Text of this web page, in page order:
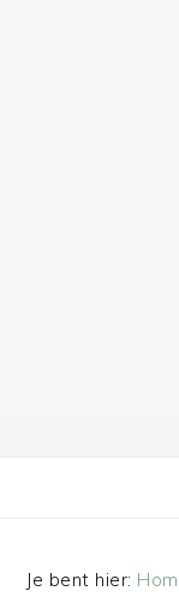
Je bent hier: